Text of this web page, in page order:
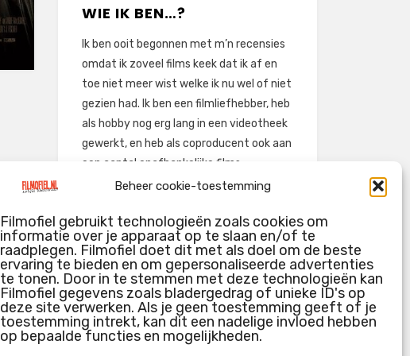
Beheer cookie-toestemming
Filmofiel gebruikt technologieën zoals cookies om
informatie over je apparaat op te slaan en/of te
raadplegen. Filmofiel doet dit met als doel om de beste
ervaring te bieden en om gepersonaliseerde advertenties
te tonen. Door in te stemmen met deze technologieën kan
Filmofiel gegevens zoals bladergedrag of unieke ID's op
deze site verwerken. Als je geen toestemming geeft of je
toestemming intrekt, kan dit een nadelige invloed hebben
op bepaalde functies en mogelijkheden.
WIE IK BEN…?
Ik ben ooit begonnen met m’n recensies
omdat ik zoveel films keek dat ik af en
toe niet meer wist welke ik nu wel of niet
gezien had. Ik ben een filmliefhebber, heb
als hobby nog erg lang in een videotheek
gewerkt, en heb als coproducent ook aan
een aantal onafhankelijke films
meegewerkt.
pretentieloze uitbreidingen van m’n
voormalige ‘videotheek-geouwehoer’,
aangevuld met een groeiende kennis
over de kunde én de kunst van het
maken van film.